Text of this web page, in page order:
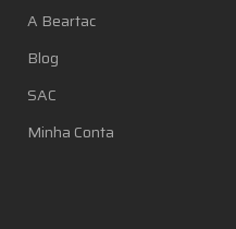
A Beartac
Blog
SAC
Minha Conta